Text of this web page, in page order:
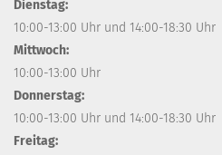
Dienstag:
10:00-13:00 Uhr und 14:00-18:30 Uhr
Mittwoch:
10:00-13:00 Uhr
Donnerstag:
10:00-13:00 Uhr und 14:00-18:30 Uhr
Freitag: